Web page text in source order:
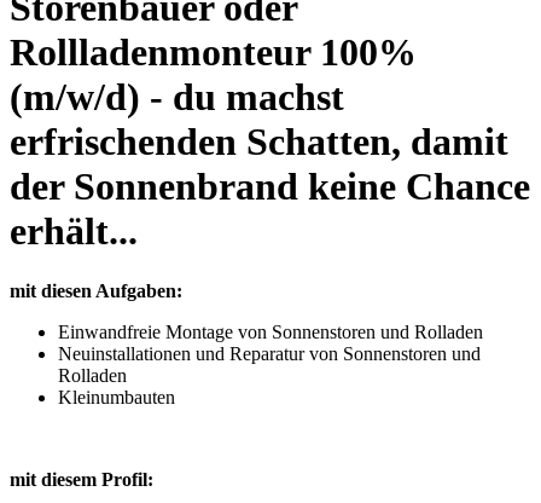
Rollladenmonteur 100%
(m/w/d) - du machst
erfrischenden Schatten, damit
der Sonnenbrand keine Chance
erhält...
mit diesen Aufgaben:
Einwandfreie Montage von Sonnenstoren und Rolladen
Neuinstallationen und Reparatur von Sonnenstoren und
Rolladen
Kleinumbauten
mit diesem Profil: